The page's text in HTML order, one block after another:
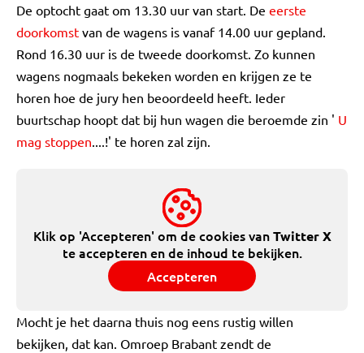
De optocht gaat om 13.30 uur van start. De eerste
doorkomst van de wagens is vanaf 14.00 uur gepland.
Rond 16.30 uur is de tweede doorkomst. Zo kunnen
wagens nogmaals bekeken worden en krijgen ze te
horen hoe de jury hen beoordeeld heeft. Ieder
buurtschap hoopt dat bij hun wagen die beroemde zin ' U
mag stoppen ....!' te horen zal zijn.
Klik op 'Accepteren' om de cookies vanTwitter X
te accepteren en de inhoud te bekijken.
Accepteren
Mocht je het daarna thuis nog eens rustig willen
bekijken, dat kan. Omroep Brabant zendt de